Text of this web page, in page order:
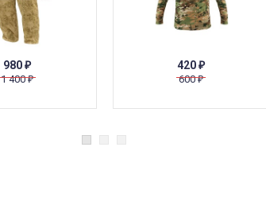
980 ₽
1 400₽
420 ₽
600₽